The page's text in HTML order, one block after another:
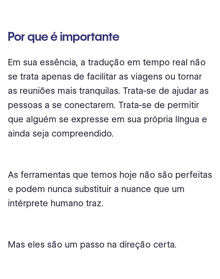
Por que é importante
Em sua essência, a tradução em tempo real não
se trata apenas de facilitar as viagens ou tornar
as reuniões mais tranquilas. Trata-se de ajudar as
pessoas a se conectarem. Trata-se de permitir
que alguém se expresse em sua própria língua e
ainda seja compreendido.
As ferramentas que temos hoje não são perfeitas
e podem nunca substituir a nuance que um
intérprete humano traz.
Mas eles são um passo na direção certa.